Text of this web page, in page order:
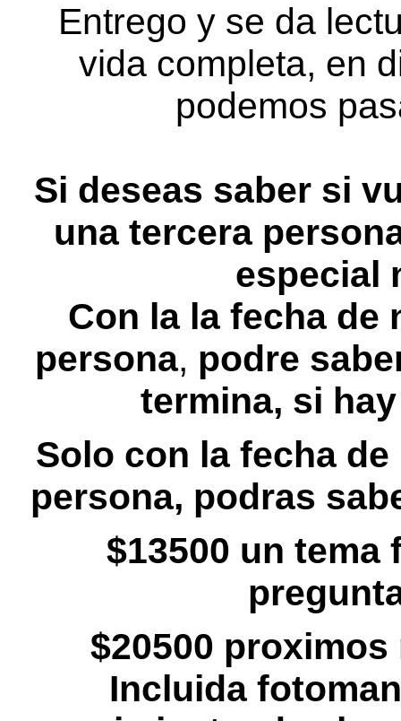
Entrego y se da
vida completa, en
podemos
Si deseas saber si
una tercera
especial
Con la la fecha
persona, podre
termina, si
Solo con la fecha
persona, podras
$13500 un tema
$20500
Incluida